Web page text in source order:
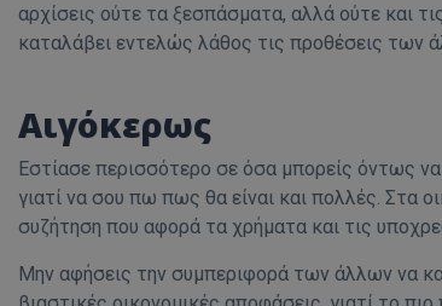
αρχίσεις ούτε τα ξεσπάσματα, αλλά ούτε και
καταλάβει εντελώς λάθος τις προθέσεις των
Αιγόκερως
Εστίασε περισσότερο σε όσα μπορείς όντως να
γιατί να σου πω πως θα είναι και πολλές. Στα
συζήτηση που αφορά τα χρήματα και τις
Μην αφήσεις την συμπεριφορά των άλλων να